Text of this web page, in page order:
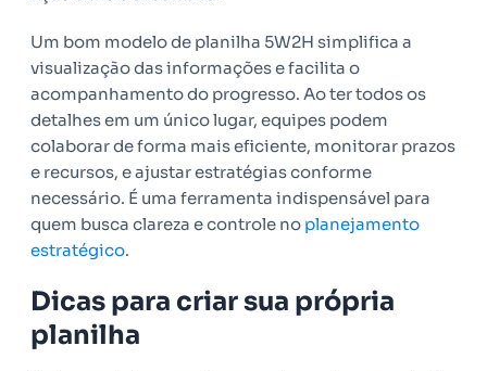
Um bom modelo de planilha 5W2H simplifica a
visualização das informações e facilita o
acompanhamento do progresso. Ao ter todos os
detalhes em um único lugar, equipes podem
colaborar de forma mais eficiente, monitorar prazos
e recursos, e ajustar estratégias conforme
necessário. É uma ferramenta indispensável para
quem busca clareza e controle no planejamento
estratégico.
Dicas para criar sua própria
planilha